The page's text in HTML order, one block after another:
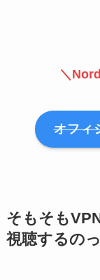
＼
オフィ
そもそも
視聴するの